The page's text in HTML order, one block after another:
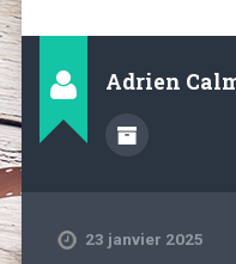
Adrien
23 janvier 2025